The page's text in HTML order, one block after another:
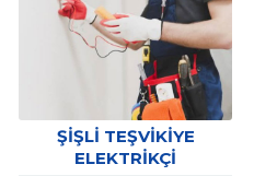
ŞIŞLI TEŞVIKIYE
ELEKTRIKÇI